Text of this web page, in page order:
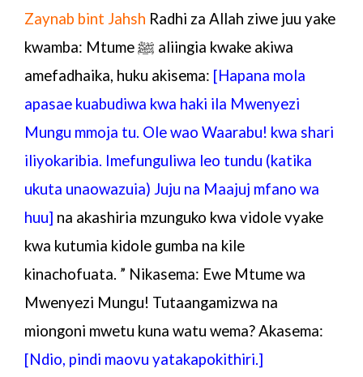
Zaynab bint Jahsh Radhi za Allah ziwe juu yake
kwamba: Mtume ﷺ aliingia kwake akiwa
amefadhaika, huku akisema: [Hapana mola
apasae kuabudiwa kwa haki ila Mwenyezi
Mungu mmoja tu. Ole wao Waarabu! kwa shari
iliyokaribia. Imefunguliwa leo tundu (katika
ukuta unaowazuia) Juju na Maajuj mfano wa
huu] na akashiria mzunguko kwa vidole vyake
kwa kutumia kidole gumba na kile
kinachofuata. ” Nikasema: Ewe Mtume wa
Mwenyezi Mungu! Tutaangamizwa na
miongoni mwetu kuna watu wema? Akasema:
[Ndio, pindi maovu yatakapokithiri.]